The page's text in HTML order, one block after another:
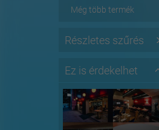
Még több termék
Részletes szűrés
Ez is érdekelhet